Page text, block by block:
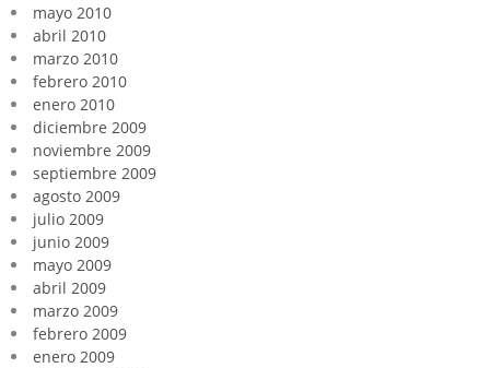
mayo 2010
abril 2010
marzo 2010
febrero 2010
enero 2010
diciembre 2009
noviembre 2009
septiembre 2009
agosto 2009
julio 2009
junio 2009
mayo 2009
abril 2009
marzo 2009
febrero 2009
enero 2009